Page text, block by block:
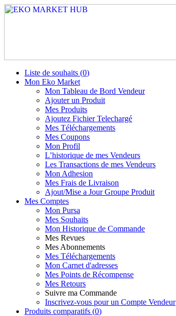
Liste de souhaits (0)
Mon Eko Market
Mon Tableau de Bord Vendeur
Ajouter un Produit
Mes Produits
Ajoutez Fichier Telechargé
Mes Téléchargements
Mes Coupons
Mon Profil
L’historique de mes Vendeurs
Les Transactions de mes Vendeurs
Mon Adhesion
Mes Frais de Livraison
Ajout/Mise a Jour Groupe Produit
Mes Comptes
Mon Pursa
Mes Souhaits
Mon Historique de Commande
Mes Revues
Mes Abonnements
Mes Téléchargements
Mon Carnet d'adresses
Mes Points de Récompense
Mes Retours
Suivre ma Commande
Inscrivez-vous pour un Compte Vendeur
Produits comparatifs (0)